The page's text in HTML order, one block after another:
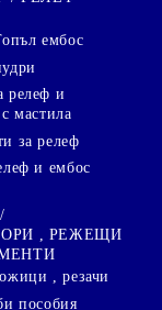
ембос
релеф и
мастила
за релеф
и ембос
, РЕЖЕЩИ
, резачи
пособия